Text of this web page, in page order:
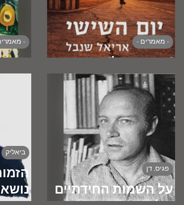
- מאמרים - -
על השמות החידתיים
פגיס, דן
ביאליק